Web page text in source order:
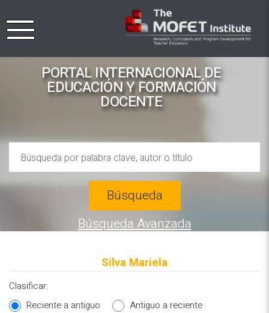
PORTAL INTERNACIONAL DE
EDUCACIÓN Y FORMACIÓN
DOCENTE
Búsqueda
Búsqueda Avanzada
Silva Mariela
Clasificar:
Reciente a antiguo
Antiguo a reciente